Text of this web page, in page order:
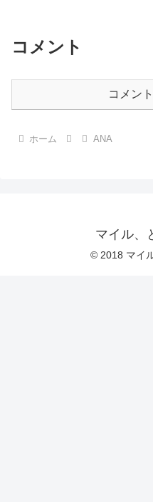
コメント
コメン
ホーム ANA
マイル、
© 2018 マイ